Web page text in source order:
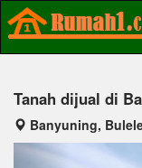
Tanah dijual di
Banyuning,
Previous